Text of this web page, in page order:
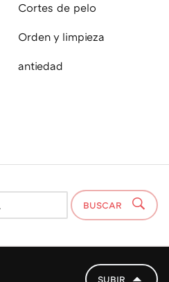
Cortes de pelo
Orden y limpieza
antiedad
BUSCAR
SUBIR